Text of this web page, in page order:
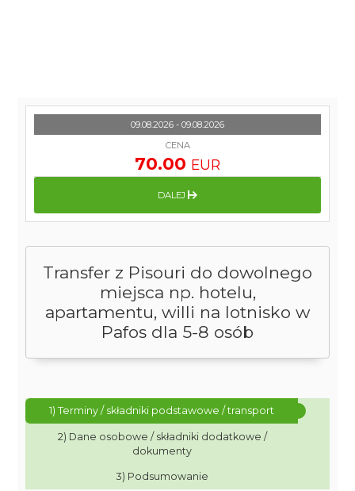
Transfer z Pisouri do dowolnego
miejsca np. hotelu,
apartamentu, willi na lotnisko w
Pafos dla 5-8 osób
1) Terminy / składniki podstawowe / transport
2) Dane osobowe / składniki dodatkowe /
dokumenty
3) Podsumowanie
09.08.2026 - 09.08.2026
CENA
70.00 EUR
DALEJ